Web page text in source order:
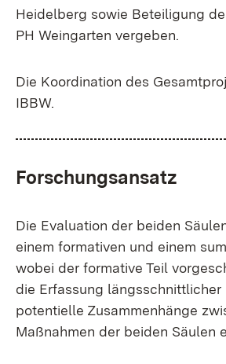
Heidelberg sowie Beteiligung
PH Weingarten vergeben.
Die Koordination des
IBBW.
Forschungsansatz
Die Evaluation der beiden
einem formativen und einem
wobei der formative Teil
die Erfassung längsschnittlicher
potentielle Zusammenhänge
Maßnahmen der beiden Säulen